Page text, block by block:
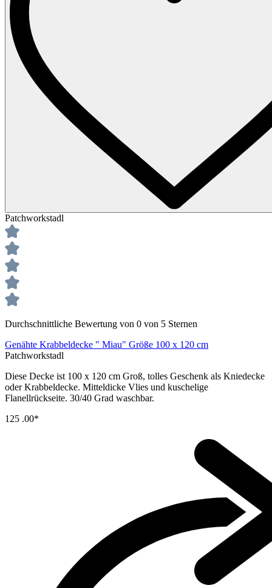
Patchworkstadl
Durchschnittliche Bewertung von 0 von 5 Sternen
Genähte Krabbeldecke " Miau" Größe 100 x 120 cm
Patchworkstadl
Diese Decke ist 100 x 120 cm Groß, tolles Geschenk als Kniedecke
oder Krabbeldecke. Mitteldicke Vlies und kuschelige
Flanellrückseite. 30/40 Grad waschbar.
125 .00*